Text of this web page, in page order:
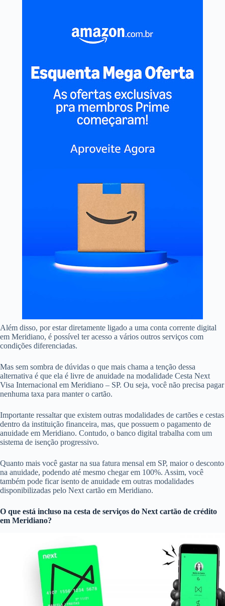
Além disso, por estar diretamente ligado a uma conta corrente digital
em Meridiano, é possível ter acesso a vários outros serviços com
condições diferenciadas.
Mas sem sombra de dúvidas o que mais chama a tenção dessa
alternativa é que ela é livre de anuidade na modalidade Cesta Next
Visa Internacional em Meridiano – SP. Ou seja, você não precisa pagar
nenhuma taxa para manter o cartão.
Importante ressaltar que existem outras modalidades de cartões e cestas
dentro da instituição financeira, mas, que possuem o pagamento de
anuidade em Meridiano. Contudo, o banco digital trabalha com um
sistema de isenção progressivo.
Quanto mais você gastar na sua fatura mensal em SP, maior o desconto
na anuidade, podendo até mesmo chegar em 100%. Assim, você
também pode ficar isento de anuidade em outras modalidades
disponibilizadas pelo Next cartão em Meridiano.
O que está incluso na cesta de serviços do Next cartão de crédito
em Meridiano?